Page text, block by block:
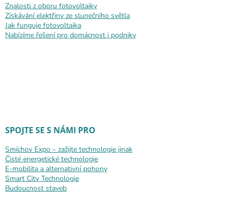
Znalosti z oboru fotovoltaiky
Získávání elektřiny ze slunečního světla
Jak funguje fotovoltaika
Nabízíme řešení pro domácnost i podniky
SPOJTE SE S NÁMI PRO
Smíchov Expo – zažijte technologie jinak
Čisté energetické technologie
E-mobilita a alternativní pohony
Smart City Technologie
Budoucnost staveb